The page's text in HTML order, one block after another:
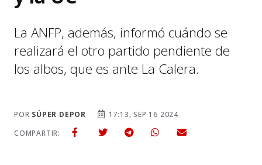
La ANFP, además, informó cuándo se
realizará el otro partido pendiente de
los albos, que es ante La Calera.
POR SÚPER DEPOR
17:13, SEP 16 2024
COMPARTIR: